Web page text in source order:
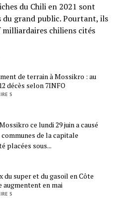
du Chili en 2021 sont
grand public. Pourtant, ils
chiliens cités
de terrain à Mossikro : au
décès selon 7INFO
S
ce lundi 29 juin a causé
de la capitale
placées sous...
du super et du gasoil en Côte
augmentent en mai
S